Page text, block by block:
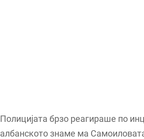
Полицијата брзо реагираше по
албанското знаме ма